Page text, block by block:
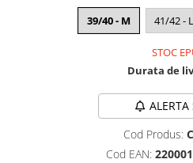
39/40 - M 41/42 - L
STOC
Durata de
ALERTA
Cod Produs:
Cod EAN: